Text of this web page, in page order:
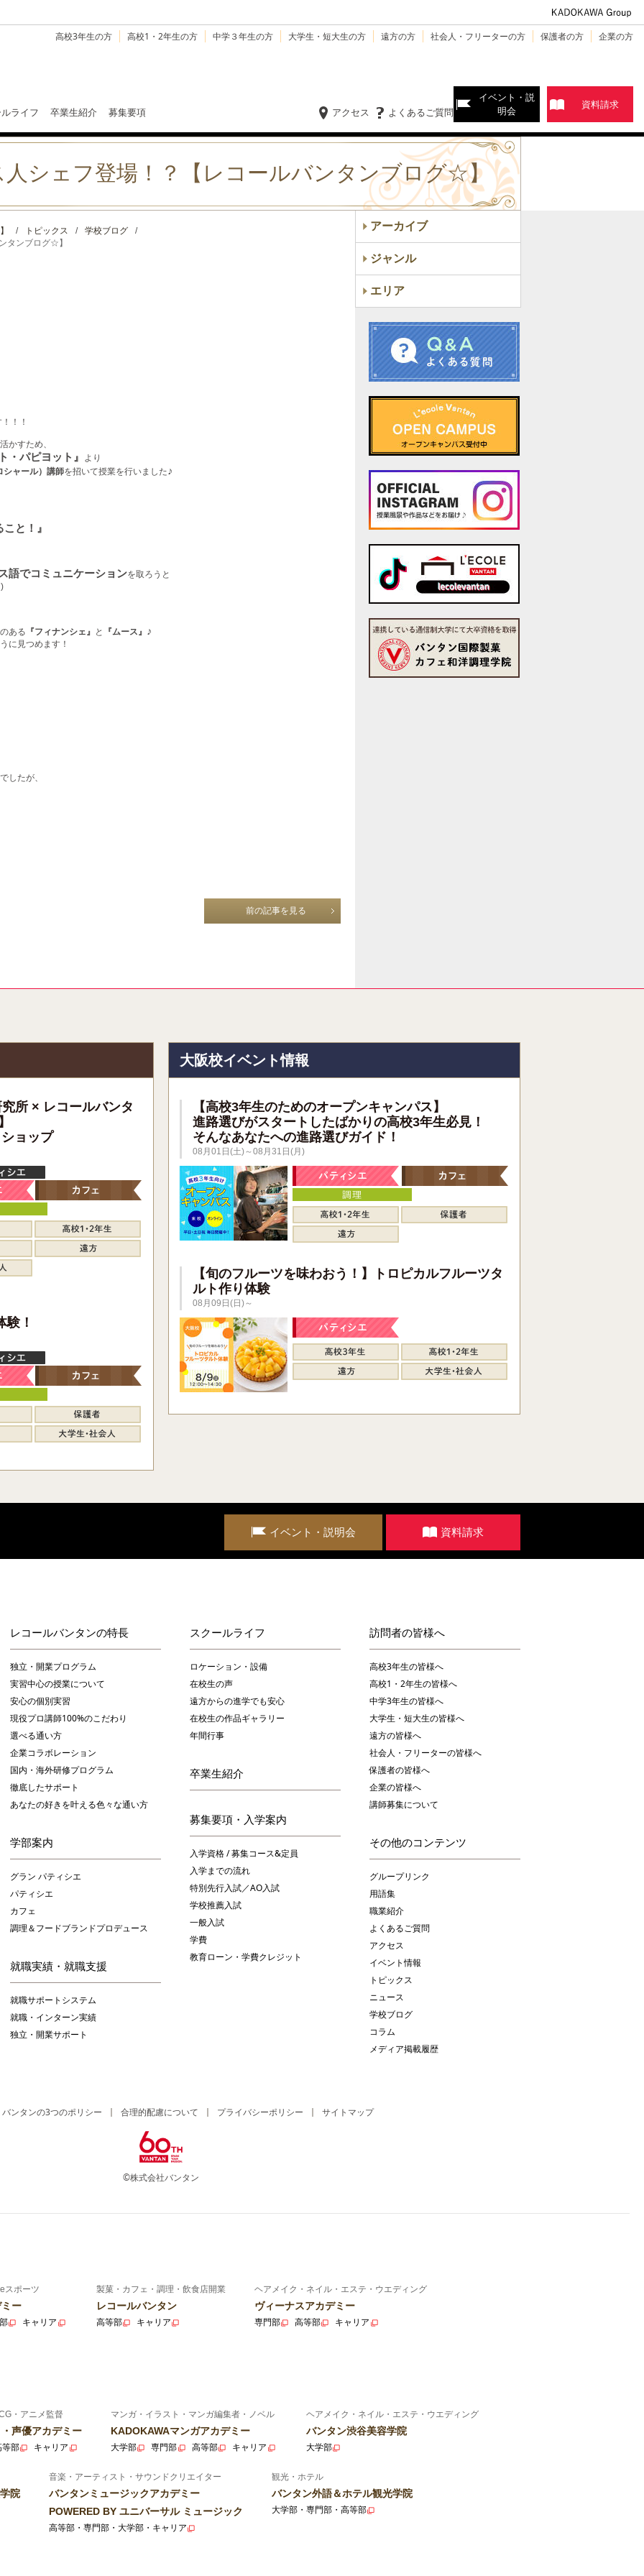
高校3年生の方 高校1・2年生の方 中学３年生の方 大学生・短大生の方 遠方の方 社会人・フリーターの方 保護者の方 企業の方
ライフ 卒業生紹介 募集要項 よくあるご質問
アクセス
イベント・説
明会
資料請求
人シェフ登場！？【レコールバンタンブログ☆】
/ トピックス / 学校ブログ
/
タンブログ☆】
！！
かすため、
・パピヨット』
より
シャール）講師を招いて授業を行いました♪
と！』
語でコミュニケーションを取ろうと
ある 『フィナンシェ』 と 『ムース』 ♪
に見つめます！
したが、
前の記事を見る
アーカイブ
ジャンル
エリア
所 × レコールバンタ
ョップ
！
大阪校イベント情報
【高校3年生のためのオープンキャンパス】
進路選びがスタートしたばかりの高校3年生必見！
そんなあなたへの進路選びガイド！
08月01日(土)～08月31日(月)
【旬のフルーツを味わおう！】トロピカルフルーツタ
ルト作り体験
08月09日(日)～
イベント・説明会 資料請求
レコールバンタンの特長
独立・開業プログラム
実習中心の授業について
安心の個別実習
現役プロ講師100%のこだわり
選べる通い方
企業コラボレーション
国内・海外研修プログラム
徹底したサポート
あなたの好きを叶える⾊々な通い⽅
学部案内
グラン パティシエ
パティシエ
カフェ
調理＆フードブランドプロデュース
就職実績・就職支援
就職サポートシステム
就職・インターン実績
独立・開業サポート
スクールライフ
ロケーション・設備
在校生の声
遠方からの進学でも安心
在校生の作品ギャラリー
年間行事
卒業生紹介
募集要項・入学案内
入学資格 / 募集コース&定員
入学までの流れ
特別先行入試／AO入試
学校推薦入試
一般入試
学費
教育ローン・学費クレジット
訪問者の皆様へ
高校3年生の皆様へ
高校1・2年生の皆様へ
中学3年生の皆様へ
大学生・短大生の皆様へ
遠方の皆様へ
社会人・フリーターの皆様へ
保護者の皆様へ
企業の皆様へ
講師募集について
その他のコンテンツ
グループリンク
用語集
職業紹介
よくあるご質問
アクセス
イベント情報
トピックス
ニュース
学校ブログ
コラム
メディア掲載履歴
バンタンの3つのポリシー 合理的配慮について プライバシーポリシー サイトマップ
©株式会社バンタン
スポーツ
ー
キャリア
製菓・カフェ・調理・飲食店開業
レコールバンタン
高等部 キャリア
ヘアメイク・ネイル・エステ・ウエディング
ヴィーナスアカデミー
専門部 高等部 キャリア
・アニメ監督
声優アカデミー
等部 キャリア
マンガ・イラスト・マンガ編集者・ノベル
KADOKAWAマンガアカデミー
大学部 専門部 高等部 キャリア
ヘアメイク・ネイル・エステ・ウエディング
バンタン渋谷美容学院
大学部
院
音楽・アーティスト・サウンドクリエイター
バンタンミュージックアカデミー
POWERED BY ユニバーサル ミュージック
高等部・専門部・大学部・キャリア
観光・ホテル
バンタン外語＆ホテル観光学院
大学部・専門部・高等部